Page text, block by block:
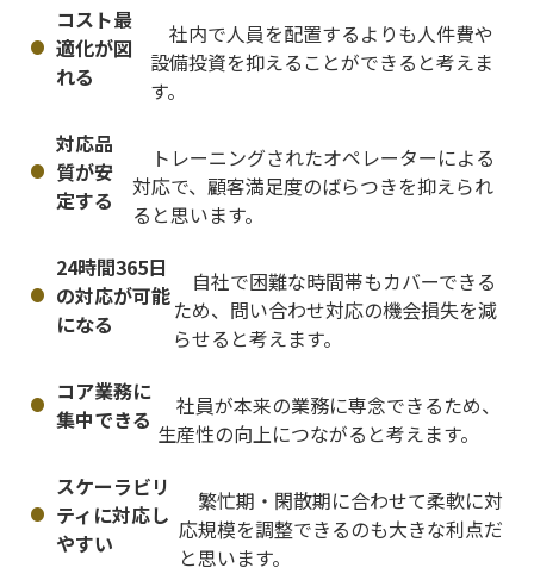
コスト最
適化が図
れる
社内で人員を配置するよりも人件費や
設備投資を抑えることができると考えま
す。
対応品
質が安
定する
トレーニングされたオペレーターによる
対応で、顧客満足度のばらつきを抑えられ
ると思います。
24時間365日
の対応が可能
になる
自社で困難な時間帯もカバーできる
ため、問い合わせ対応の機会損失を減
らせると考えます。
コア業務に
集中できる
社員が本来の業務に専念できるため、
生産性の向上につながると考えます。
スケーラビリ
ティに対応し
やすい
繁忙期・閑散期に合わせて柔軟に対
応規模を調整できるのも大きな利点だ
と思います。